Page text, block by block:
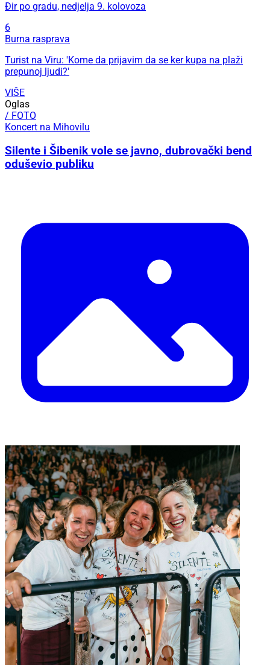
Đir po gradu, nedjelja 9. kolovoza
6
Burna rasprava
Turist na Viru: 'Kome da prijavim da se ker kupa na plaži
prepunoj ljudi?'
VIŠE
Oglas
/ FOTO
Koncert na Mihovilu
Silente i Šibenik vole se javno, dubrovački bend
oduševio publiku